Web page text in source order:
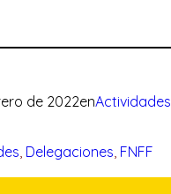
de 2022enActividades
, Delegaciones, FNFF